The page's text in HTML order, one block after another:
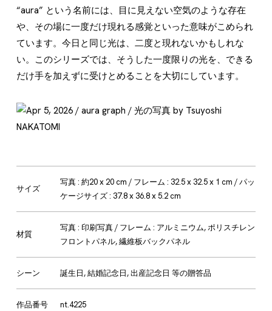
“aura” という名前には、目に見えない空気のような存在
や、その場に一度だけ現れる感覚といった意味がこめられ
ています。今日と同じ光は、二度と現れないかもしれな
い。このシリーズでは、そうした一度限りの光を、できる
だけ手を加えずに受けとめることを大切にしています。
サイズ
写真 : 約20 x 20 cm / フレーム : 32.5 x 32.5 x 1 cm / パッ
ケージサイズ : 37.8 x 36.8 x 5.2 cm
材質
写真 : 印刷写真 / フレーム : アルミニウム, ポリスチレン
フロントパネル, 繊維板バックパネル
シーン 誕生日, 結婚記念日, 出産記念日 等の贈答品
作品番号 nt.4225